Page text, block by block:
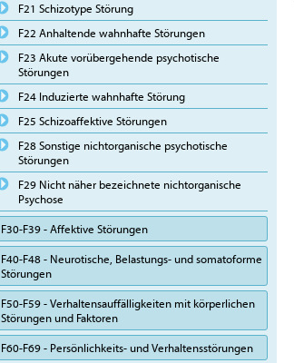
F21 Schizotype Störung
F22 Anhaltende wahnhafte Störungen
F23 Akute vorübergehende psychotische
Störungen
F24 Induzierte wahnhafte Störung
F25 Schizoaffektive Störungen
F28 Sonstige nichtorganische psychotische
Störungen
F29 Nicht näher bezeichnete nichtorganische
Psychose
F30-F39 - Affektive Störungen
F40-F48 - Neurotische, Belastungs- und somatoforme
Störungen
F50-F59 - Verhaltensauffälligkeiten mit körperlichen
Störungen und Faktoren
F60-F69 - Persönlichkeits- und Verhaltensstörungen